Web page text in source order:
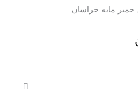
خمیر مایه خراسان